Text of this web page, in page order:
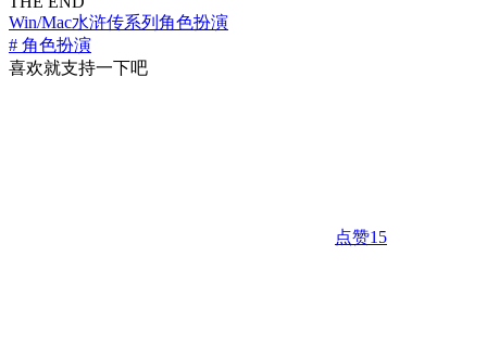
Win/Mac水浒传系列 角色扮演
# 角色扮演
喜欢就支持一下吧
点赞15